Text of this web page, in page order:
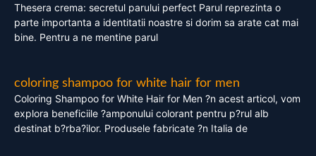
Thesera crema: secretul parului perfect Parul reprezinta o
parte importanta a identitatii noastre si dorim sa arate cat mai
bine. Pentru a ne mentine parul
coloring shampoo for white hair for men
Coloring Shampoo for White Hair for Men ?n acest articol, vom
explora beneficiile ?amponului colorant pentru p?rul alb
destinat b?rba?ilor. Produsele fabricate ?n Italia de